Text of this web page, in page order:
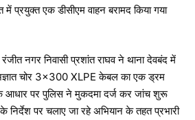
में प्रयुक्त एक डीसीएम वाहन बरामद किया गया
नगर निवासी प्रशांत राघव ने थाना देवबंद में
चोर 3×300 XLPE केबल का एक ड्रम
आधार पर पुलिस ने मुकदमा दर्ज कर जांच शुरू
निर्देश पर चलाए जा रहे अभियान के तहत प्रभारी